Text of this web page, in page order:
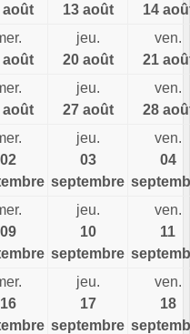
août
13 août
14
août
jeu.
20 août
ven.
21
août
jeu.
27 août
ven.
28
02
jeu.
03
septembre
ven.
04
09
jeu.
10
septembre
ven.
11
16
jeu.
17
septembre
ven.
18